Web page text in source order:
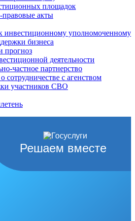
площадок
акты
инвестиционному уполномоченному
бизнеса
прогноз
деятельности
частное партнерство
сотрудничестве с агенством
участников СВО
Решаем вместе